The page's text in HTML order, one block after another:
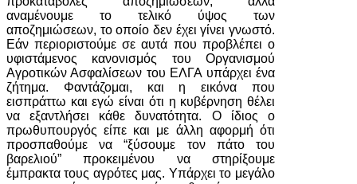
αναμένουμε το τελικό ύψος των
αποζημιώσεων, το οποίο δεν έχει γίνει γνωστό.
Εάν περιοριστούμε σε αυτά που προβλέπει ο
υφιστάμενος κανονισμός του Οργανισμού
Αγροτικών Ασφαλίσεων του ΕΛΓΑ υπάρχει ένα
ζήτημα. Φαντάζομαι, και η εικόνα που
εισπράττω και εγώ είναι ότι η κυβέρνηση θέλει
να εξαντλήσει κάθε δυνατότητα. Ο ίδιος ο
πρωθυπουργός είπε και με άλλη αφορμή ότι
προσπαθούμε να “ξύσουμε τον πάτο του
βαρελιού” προκειμένου να στηρίξουμε
έμπρακτα τους αγρότες μας. Υπάρχει το μεγάλο